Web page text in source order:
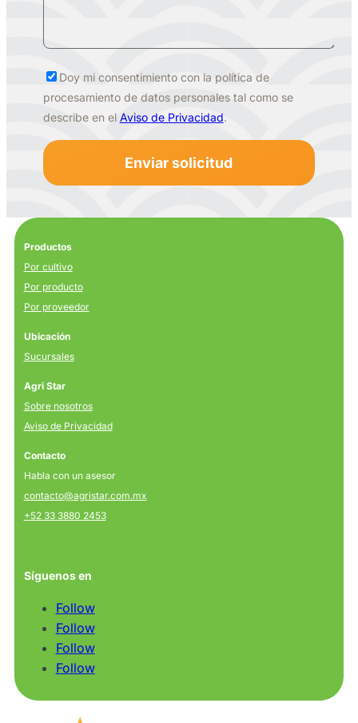
Doy mi consentimiento con la política de
procesamiento de datos personales tal como se
describe en el Aviso de Privacidad.
Productos
Por cultivo
Por producto
Por proveedor
Ubicación
Sucursales
Agri Star
Sobre nosotros
Aviso de Privacidad
Contacto
Habla con un asesor
contacto@agristar.com.mx
+52 33 3880 2453
Síguenos en
Follow
Follow
Follow
Follow